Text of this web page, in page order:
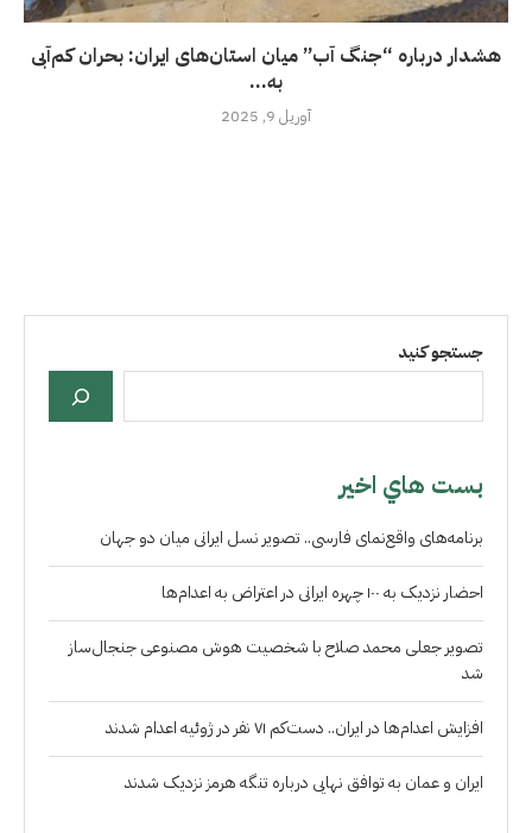
هشدار درباره “جنگ آب” میان استان‌های ایران: بحران کم‌آبی
به...
آوریل 9, 2025
جستجو کنید
بست هاي اخير
برنامه‌های واقع‌نمای فارسی.. تصویر نسل ایرانی میان دو جهان
احضار نزدیک به ۱۰۰ چهره ایرانی در اعتراض به اعدام‌ها
تصویر جعلی محمد صلاح با شخصیت هوش مصنوعی جنجال‌ساز
شد
افزایش اعدام‌ها در ایران.. دست‌کم ۷۱ نفر در ژوئیه اعدام شدند
ایران و عمان به توافق نهایی درباره تنگه هرمز نزدیک شدند